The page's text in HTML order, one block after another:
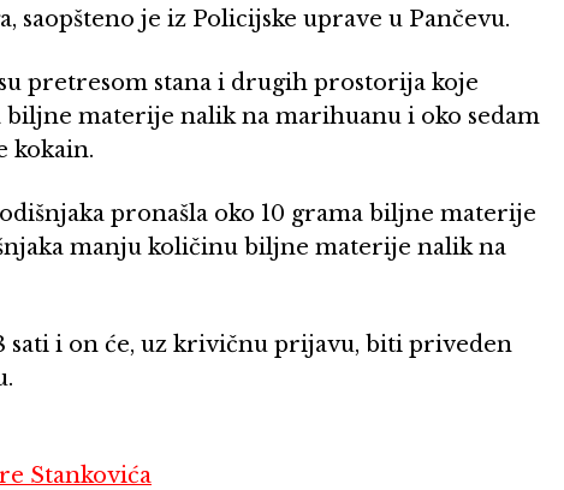
saopšteno je iz Policijske uprave u Pančevu.
pretresom stana i drugih prostorija koje
biljne materije nalik na marihuanu i oko sedam
kokain.
pronašla oko 10 grama biljne materije
manju količinu biljne materije nalik na
sati i on će, uz krivičnu prijavu, biti priveden
Stankovića